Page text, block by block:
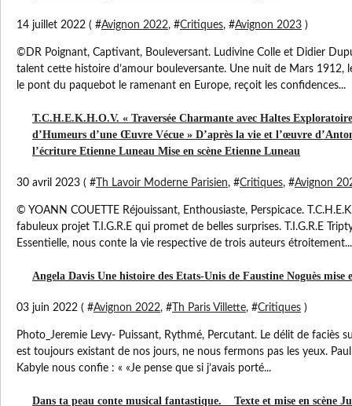
14 juillet 2022 ( #Avignon 2022, #Critiques, #Avignon 2023 )
©DR Poignant, Captivant, Bouleversant. Ludivine Colle et Didier
talent cette histoire d’amour bouleversante. Une nuit de Mars 1912,
le pont du paquebot le ramenant en Europe, reçoit les confidences...
T.C.H.E.K.H.O.V. « Traversée Charmante avec Haltes
d’Humeurs d’une Œuvre Vécue » D’après la vie et l’œuvre
l’écriture Etienne Luneau Mise en scène Etienne Luneau
30 avril 2023 ( # Th Lavoir Moderne Parisien, #Critiques, #Avignon
© YOANN COUETTE Réjouissant, Enthousiaste, Perspicace.
fabuleux projet T.I.G.R.E qui promet de belles surprises. T.I.G.R.E
Essentielle, nous conte la vie respective de trois auteurs étroitement...
Angela Davis Une histoire des Etats-Unis de Faustine Noguès mise
03 juin 2022 ( #Avignon 2022, # Th Paris Villette, #Critiques )
Photo_Jeremie Levy- Puissant, Rythmé, Percutant. Le délit de faciès
est toujours existant de nos jours, ne nous fermons pas les yeux.
Kabyle nous confie : « «Je pense que si j’avais porté...
Dans ta peau conte musical fantastique. Texte et mise en scène